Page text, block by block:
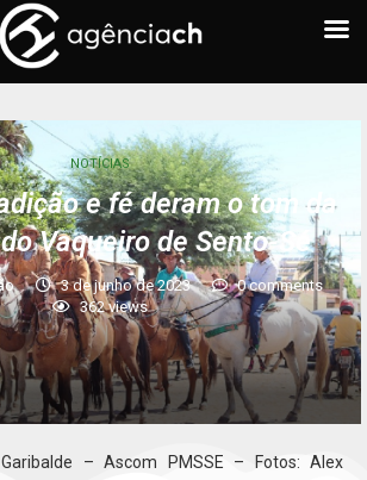
NOTÍCIAS
e fé deram o tom da
Vaqueiro de Sento-Sé
3 de junho de 2023
0 comments
362views
– Ascom PMSSE – Fotos: Alex